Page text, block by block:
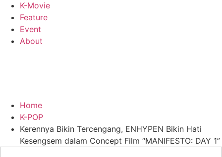
K-Movie
Feature
Event
About
Home
K-POP
Kerennya Bikin Tercengang, ENHYPEN Bikin Hati
Kesengsem dalam Concept Film “MANIFESTO: DAY 1”